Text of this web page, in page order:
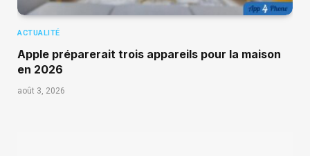
ACTUALITÉ
Apple préparerait trois appareils pour la maison
en 2026
août 3, 2026